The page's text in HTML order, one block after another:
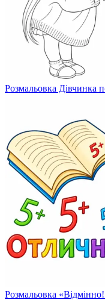
Розмальовка Дівчинка
Розмальовка